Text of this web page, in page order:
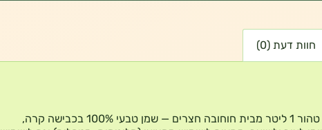
חוות דעת (0)
שמן חוחובה טהור 1 ליטר מבית חוחובה חצרים — שמן טבעי 100% בכבישה קרה,